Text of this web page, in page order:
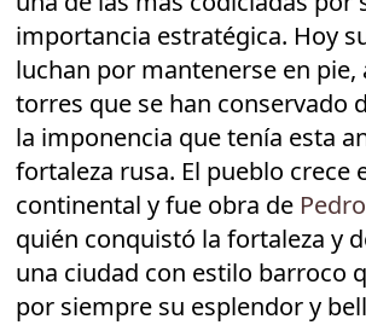
importancia estratégica. Hoy
luchan por mantenerse en pie,
torres que se han conservado
la imponencia que tenía esta
fortaleza rusa. El pueblo crece
continental y fue obra de
quién conquistó la fortaleza y
una ciudad con estilo barroco
por siempre su esplendor y